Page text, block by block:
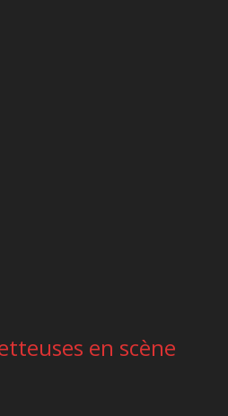
en scène